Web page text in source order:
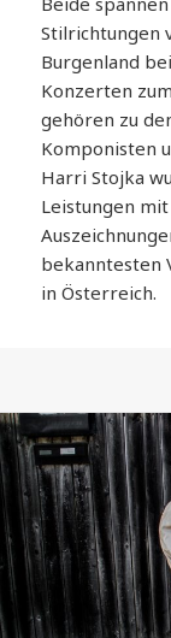
Stilrichtungen
Burgenland
Konzerten
gehören zu
Komponisten
Harri Stojka
Leistungen
bekanntesten
in Österreich.